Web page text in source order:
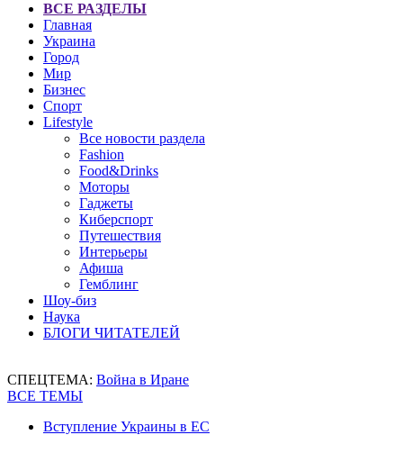
ВСЕ РАЗДЕЛЫ
Главная
Украина
Город
Мир
Бизнес
Спорт
Lifestyle
Все новости раздела
Fashion
Food&Drinks
Моторы
Гаджеты
Киберспорт
Путешествия
Интерьеры
Афиша
Гемблинг
Шоу-биз
Наука
БЛОГИ ЧИТАТЕЛЕЙ
СПЕЦТЕМА: Война в Иране
ВСЕ ТЕМЫ
Вступление Украины в ЕС